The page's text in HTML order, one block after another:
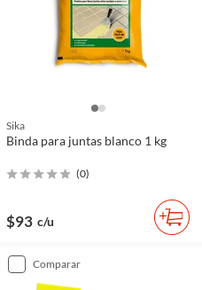
Sika
Binda para juntas blanco 1 kg
(0)
$93 c/u
comparar